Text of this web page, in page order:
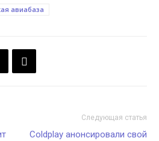
авиабаза
Следующая статья
Coldplay анонсировали свой